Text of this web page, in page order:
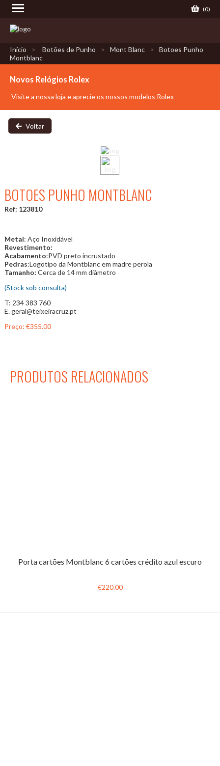
(0)
Início Botões de Punho Mont Blanc
Botoes Punho
Montblanc
Novos Relógios Rolex
Visite a nossa loja e aprecie os nossos modelos Rolex
Voltar
BOTOES PUNHO MONTBLANC
Ref: 123810
Metal: Aço Inoxidável
Revestimento:
Acabamento:PVD preto incrustado
Pedras:Logotipo da Montblanc em madre perola
Tamanho: Cerca de 14 mm diâmetro
(Stock sob consulta)
T: 234 383 760
E. geral@teixeiracruz.pt
Preço: €355.00
PRODUTOS RELACIONADOS
Porta cartões Montblanc 6 cartões crédito azul escuro
€220.00